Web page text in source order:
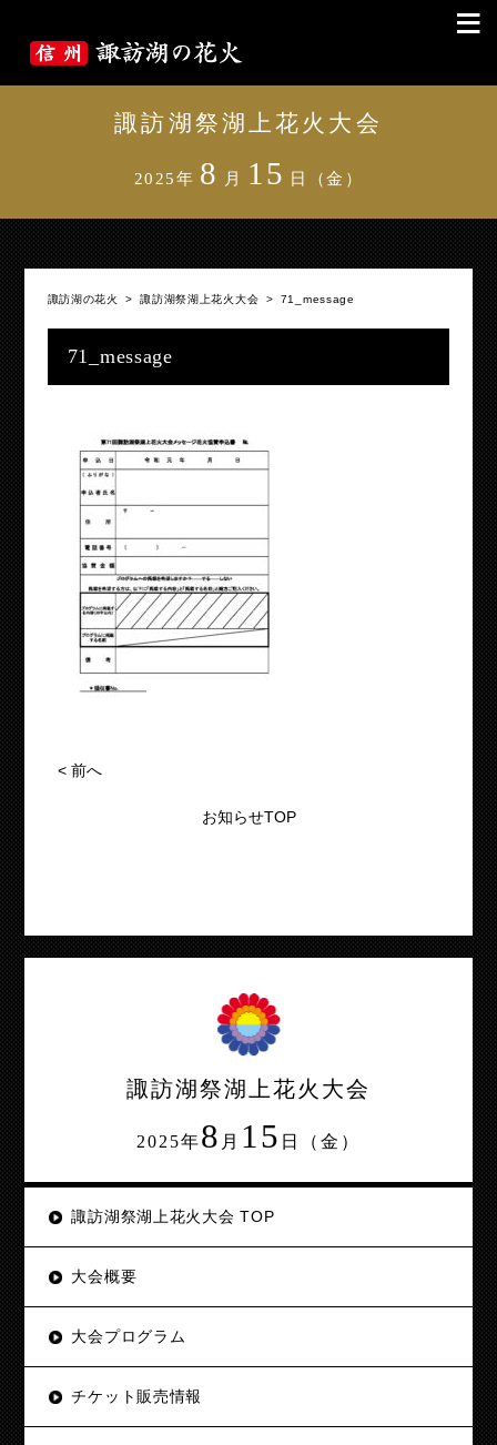
≡
諏訪湖祭湖上花火大会
2025年 8 月 15 日（金）
諏訪湖の花火 >諏訪湖祭湖上花火大会 > 71_message
71_message
<前へ
お知らせTOP
諏訪湖祭湖上花火大会
2025年8 月 15 日（金）
諏訪湖祭湖上花火大会 TOP
大会概要
大会プログラム
チケット販売情報